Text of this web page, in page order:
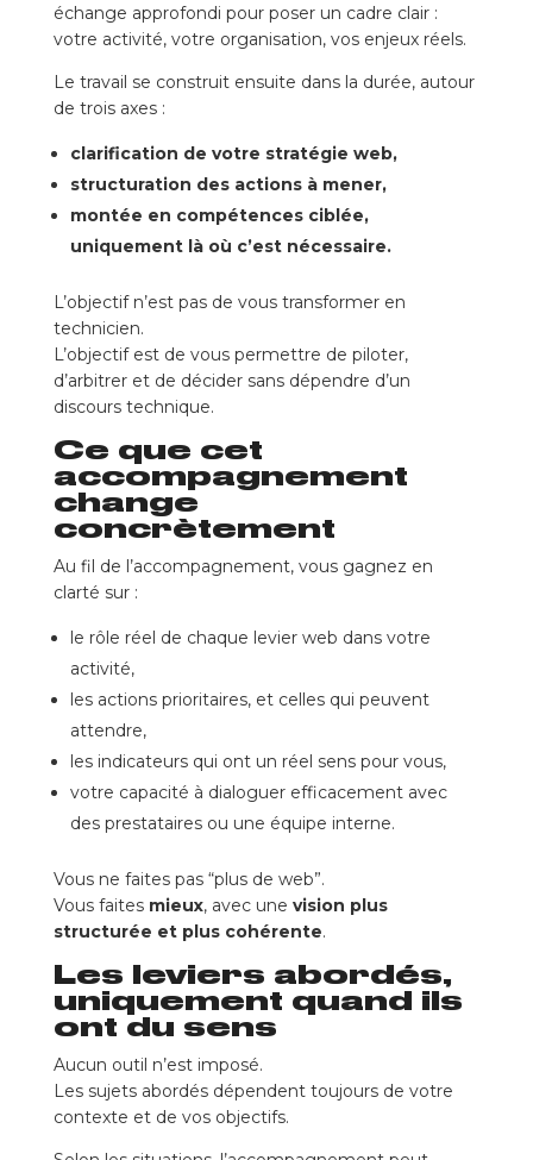
échange approfondi pour poser un cadre clair :
votre activité, votre organisation, vos enjeux réels.
Le travail se construit ensuite dans la durée, autour
de trois axes :
clarification de votre stratégie web,
structuration des actions à mener,
montée en compétences ciblée,
uniquement là où c’est nécessaire.
L’objectif n’est pas de vous transformer en
technicien.
L’objectif est de vous permettre de piloter,
d’arbitrer et de décider sans dépendre d’un
discours technique.
Ce que cet
accompagnement
change
concrètement
Au fil de l’accompagnement, vous gagnez en
clarté sur :
le rôle réel de chaque levier web dans votre
activité,
les actions prioritaires, et celles qui peuvent
attendre,
les indicateurs qui ont un réel sens pour vous,
votre capacité à dialoguer efficacement avec
des prestataires ou une équipe interne.
Vous ne faites pas “plus de web”.
Vous faites mieux, avec une vision plus
structurée et plus cohérente.
Les leviers abordés,
uniquement quand ils
ont du sens
Aucun outil n’est imposé.
Les sujets abordés dépendent toujours de votre
contexte et de vos objectifs.